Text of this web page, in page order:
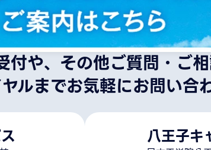
付や、その他ご質問・ご相
ルまでお気軽にお問い合
八王子キ